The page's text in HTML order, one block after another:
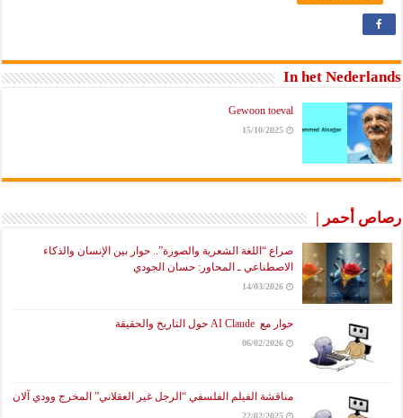
In het Nederlands
Gewoon toeval
15/10/2025
رصاص أحمر |
صراع “اللغة الشعرية والصورة”.. حوار بين الإنسان والذكاء
الاصطناعي ـ المحاور: حسان الجودي
14/03/2026
حوار مع AI Claude حول التاريخ والحقيقة
06/02/2026
مناقشة الفيلم الفلسفي “الرجل غير العقلاني” المخرج وودي آلان
22/02/2025